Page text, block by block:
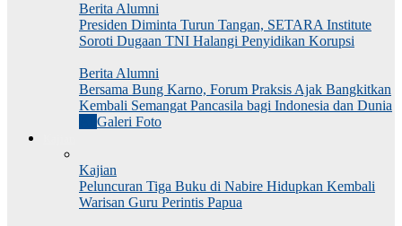
Berita Alumni
Presiden Diminta Turun Tangan, SETARA Institute
Soroti Dugaan TNI Halangi Penyidikan Korupsi
Berita Alumni
Bersama Bung Karno, Forum Praksis Ajak Bangkitkan
Kembali Semangat Pancasila bagi Indonesia dan Dunia
Galeri Foto
Kajian
Peluncuran Tiga Buku di Nabire Hidupkan Kembali
Warisan Guru Perintis Papua